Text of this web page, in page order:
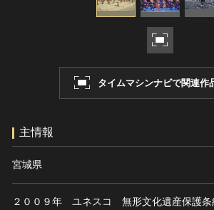
文化遺産データベース
タイムマシンナビで関連作
主情報
宮城県
２００９年 ユネスコ 無形文化遺産保護